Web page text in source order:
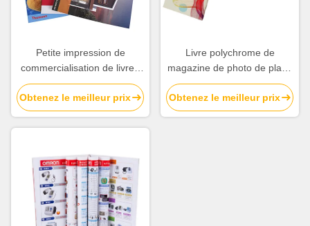
Petite impression de
commercialisation de livret,
coût bas de services
d'impression de catalogue
Obtenez le meilleur prix
Livre polychrome de
magazine de photo de place
de terre de pli de Bi
d'impression de livret de
brochure
Obtenez le meilleur prix